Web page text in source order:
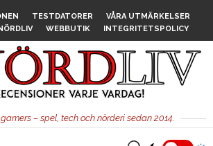
TESTDATORER
VÅRA UTMÄRKELSER
WEBBUTIK INTEGRITETSPOLICY
– spel, tech och nörderi sedan 2014.